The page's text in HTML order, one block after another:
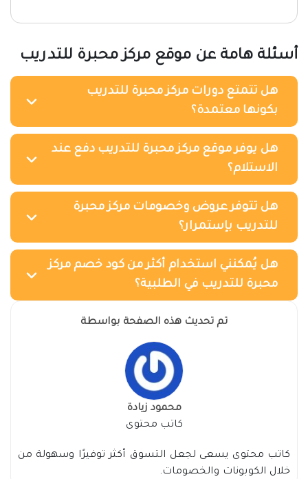
أسئلة هامة عن موقع مركز محبرة للتدريب
هل تتمتع دورات مركز محبرة للتدريب
بكونها معتمدة؟
هل يوفر موقع مركز محبرة للتدريب دفع عند
الاستلام؟
هل تتوفر عروض وخصومات مركز محبرة
للتدريب بإستمرار؟
هل يُمكنني استخدام أكثر من كود خصم مركز
محبرة للتدريب في الطلبية؟
تم تحديث هذه الصفحة بواسطة
محمود زيادة
كاتب محتوى
كاتب محتوى يسعى لجعل التسوق أكثر توفيرًا وسهولة من
خلال الكوبونات والخصومات.